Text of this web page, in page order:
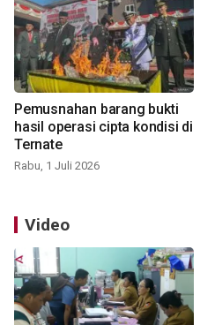
Pemusnahan barang bukti
hasil operasi cipta kondisi di
Ternate
Rabu, 1 Juli 2026
Video